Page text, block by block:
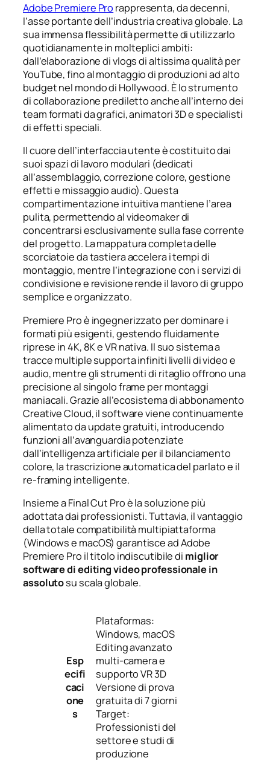
Adobe Premiere Pro rappresenta, da decenni,
l’asse portante dell’industria creativa globale. La
sua immensa flessibilità permette di utilizzarlo
quotidianamente in molteplici ambiti:
dall’elaborazione di vlogs di altissima qualità per
YouTube, fino al montaggio di produzioni ad alto
budget nel mondo di Hollywood. È lo strumento
di collaborazione prediletto anche all’interno dei
team formati da grafici, animatori 3D e specialisti
di effetti speciali.
Il cuore dell’interfaccia utente è costituito dai
suoi spazi di lavoro modulari (dedicati
all’assemblaggio, correzione colore, gestione
effetti e missaggio audio). Questa
compartimentazione intuitiva mantiene l’area
pulita, permettendo al videomaker di
concentrarsi esclusivamente sulla fase corrente
del progetto. La mappatura completa delle
scorciatoie da tastiera accelera i tempi di
montaggio, mentre l’integrazione con i servizi di
condivisione e revisione rende il lavoro di gruppo
semplice e organizzato.
Premiere Pro è ingegnerizzato per dominare i
formati più esigenti, gestendo fluidamente
riprese in 4K, 8K e VR nativa. Il suo sistema a
tracce multiple supporta infiniti livelli di video e
audio, mentre gli strumenti di ritaglio offrono una
precisione al singolo frame per montaggi
maniacali. Grazie all’ecosistema di abbonamento
Creative Cloud, il software viene continuamente
alimentato da update gratuiti, introducendo
funzioni all’avanguardia potenziate
dall’intelligenza artificiale per il bilanciamento
colore, la trascrizione automatica del parlato e il
re-framing intelligente.
Insieme a Final Cut Pro è la soluzione più
adottata dai professionisti. Tuttavia, il vantaggio
della totale compatibilità multipiattaforma
(Windows e macOS) garantisce ad Adobe
Premiere Pro il titolo indiscutibile di miglior
software di editing video professionale in
assolutosu scala globale.
Esp
ecifi
caci
one
s
Plataformas:
Windows, macOS
Editing avanzato
multi-camera e
supporto VR 3D
Versione di prova
gratuita di 7 giorni
Target:
Professionisti del
settore e studi di
produzione